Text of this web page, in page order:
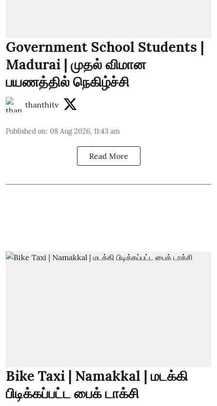
Government School Students |
Madurai | முதல் விமான
பயணத்தில் நெகிழ்ச்சி
thanthitv
Published on: 08 Aug 2026, 11:43 am
Read More
Bike Taxi | Namakkal | மடக்கி
பிடிக்கப்பட்ட பைக் டாக்சி